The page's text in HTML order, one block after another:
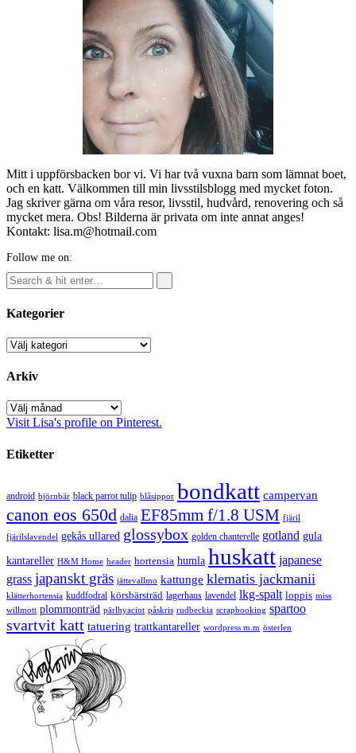
Mitt i uppförsbacken bor vi. Vi har två vuxna barn som lämnat boet,
och en katt. Välkommen till min livsstilsblogg med mycket foton.
Jag skriver gärna om våra resor, livsstil, hudvård, renovering och så
mycket mera. Obs! Bilderna är privata om inte annat anges!
Kontakt: lisa.m@hotmail.com
Follow me on:
Kategorier
Kategorier
Arkiv
Arkiv
Visit Lisa's profile on Pinterest.
Etiketter
android björnbär black parrot tulip blåsippor bondkatt campervan
canon eos 650d dalia EF85mm f/1.8 USM fjäril
fjärilslavendel gekås ullared glossybox golden chanterelle gotland gula
kantareller H&M Home header hortensia humla huskatt japanese
grass japanskt gräs jättevallmo kattunge klematis jackmanii
klätterhortensia kuddfodral körsbärsträd lagerhaus lavendel lkg-spalt loppis miss
willmott plommonträd pärlhyacint påskris rudbeckia scrapbooking spartoo
svartvit katt tatuering trattkantareller wordpress m.m österlen